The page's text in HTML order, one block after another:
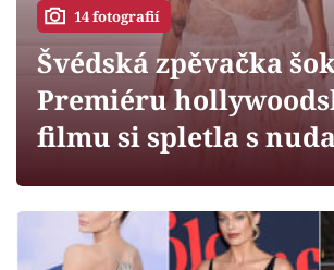
Sledujte prima+
Filmový festival Karlovy
Mámy sobě
14 fotografií
Švédská zpěvačka
Premiéru
filmu si spletla s